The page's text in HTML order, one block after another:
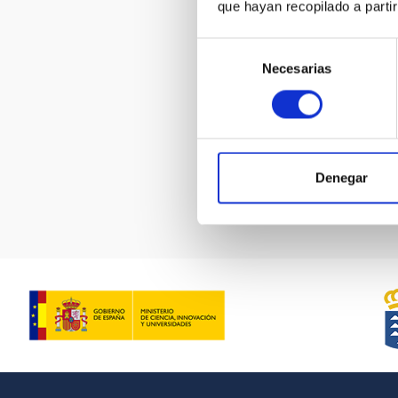
que hayan recopilado a
consentimiento
Necesarias
Denegar